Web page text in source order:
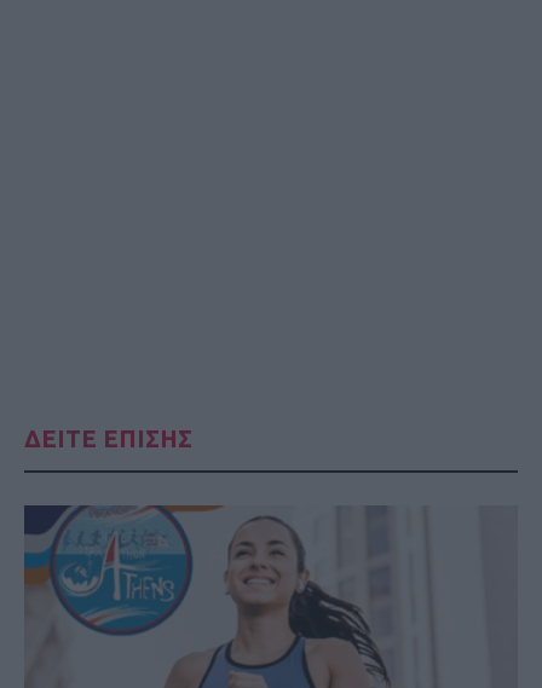
ΔΕΙΤΕ ΕΠΙΣΗΣ